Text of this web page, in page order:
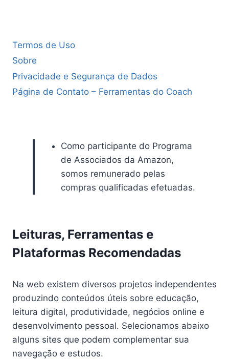
Termos de Uso
Sobre
Privacidade e Segurança de Dados
Página de Contato – Ferramentas do Coach
Como participante do Programa
de Associados da Amazon,
somos remunerado pelas
compras qualificadas efetuadas.
Leituras, Ferramentas e
Plataformas Recomendadas
Na web existem diversos projetos independentes
produzindo conteúdos úteis sobre educação,
leitura digital, produtividade, negócios online e
desenvolvimento pessoal. Selecionamos abaixo
alguns sites que podem complementar sua
navegação e estudos.